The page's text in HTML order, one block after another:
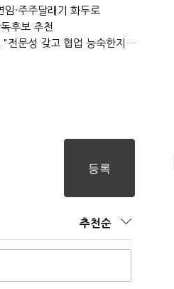
·주주달래기 화두로
후보 추천
(금융사가 찾는 인재상)④케이뱅크 "전문성 갖고 협업 능숙한지 살필것"
추천순